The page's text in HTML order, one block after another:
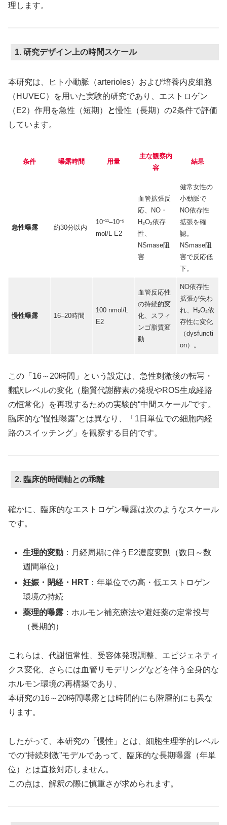
理します。
1. 研究デザイン上の時間スケール
本研究は、ヒト小動脈（arterioles）および培養内皮細胞
（HUVEC）を用いた実験的研究であり、エストロゲン
（E2）作用を急性（短期）
と慢性（長期）の2条件で評価
しています。
条件 曝露時間 用量
主な観察内
容
結果
急性曝露 約30分以内
10⁻¹¹–10⁻⁵
mol/L E2
血管拡張反
応、NO・
H₂O₂依存
性、
NSmase阻
害
健常女性の
小動脈で
NO依存性
拡張を確
認。
NSmase阻
害で反応低
下。
慢性曝露 16–20時間
100 nmol/L
E2
血管反応性
の持続的変
化、スフィ
ンゴ脂質変
動
NO依存性
拡張が失わ
れ、H₂O₂依
存性に変化
（dysfuncti
on）。
この「16～20時間」という設定は、急性刺激後の転写・
翻訳レベルの変化（脂質代謝酵素の発現やROS生成経路
の恒常化）を再現するための実験的“中間スケール”です。
臨床的な“慢性曝露”とは異なり、「1日単位での細胞内経
路のスイッチング」を観察する目的です。
2. 臨床的時間軸との乖離
確かに、臨床的なエストロゲン曝露は次のようなスケール
です。
生理的変動 ：月経周期に伴うE2濃度変動（数日～数
週間単位）
妊娠・閉経・HRT ：年単位での高・低エストロゲン
環境の持続
薬理的曝露 ：ホルモン補充療法や避妊薬の定常投与
（長期的）
これらは、代謝恒常性、受容体発現調整、エピジェネティ
クス変化、さらには血管リモデリングなどを伴う全身的な
ホルモン環境の再構築であり、
本研究の16～20時間曝露とは時間的にも階層的にも異な
ります。
したがって、本研究の「慢性」とは、細胞生理学的レベル
での“持続刺激”モデルであって、臨床的な長期曝露（年単
位）とは直接対応しません。
この点は、解釈の際に慎重さが求められます。